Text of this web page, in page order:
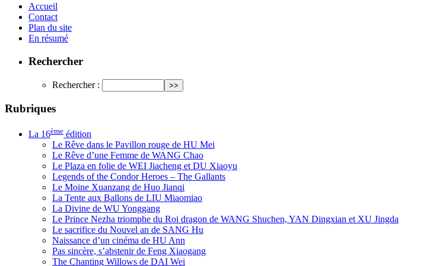
Accueil
Contact
Plan du site
En résumé
Rechercher
Rechercher :
Rubriques
La 16ème édition
Le Rêve dans le Pavillon rouge de HU Mei
Le Rêve d’une Femme de WANG Chao
Le Plaza en folie de WEI Jiacheng et DU Xiaoyu
Legends of the Condor Heroes – The Gallants
Le Moine Xuanzang de Huo Jianqi
La Tente aux Ballons de LIU Miaomiao
La Divine de WU Yonggang
Le Prince Nezha triomphe du Roi dragon de WANG Shuchen, YAN Dingxian et XU Jingda
Le sacrifice du Nouvel an de SANG Hu
Naissance d’un cinéma de HU Ann
Pas sincère, s’abstenir de Feng Xiaogang
The Chanting Willows de DAI Wei